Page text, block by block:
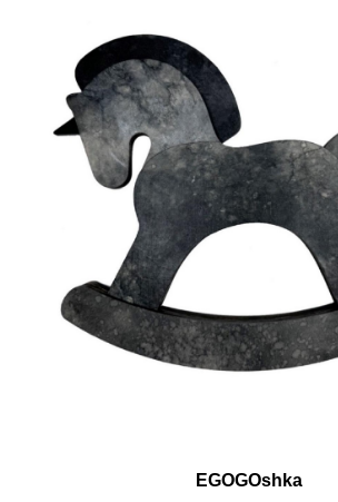
EGOGOshka